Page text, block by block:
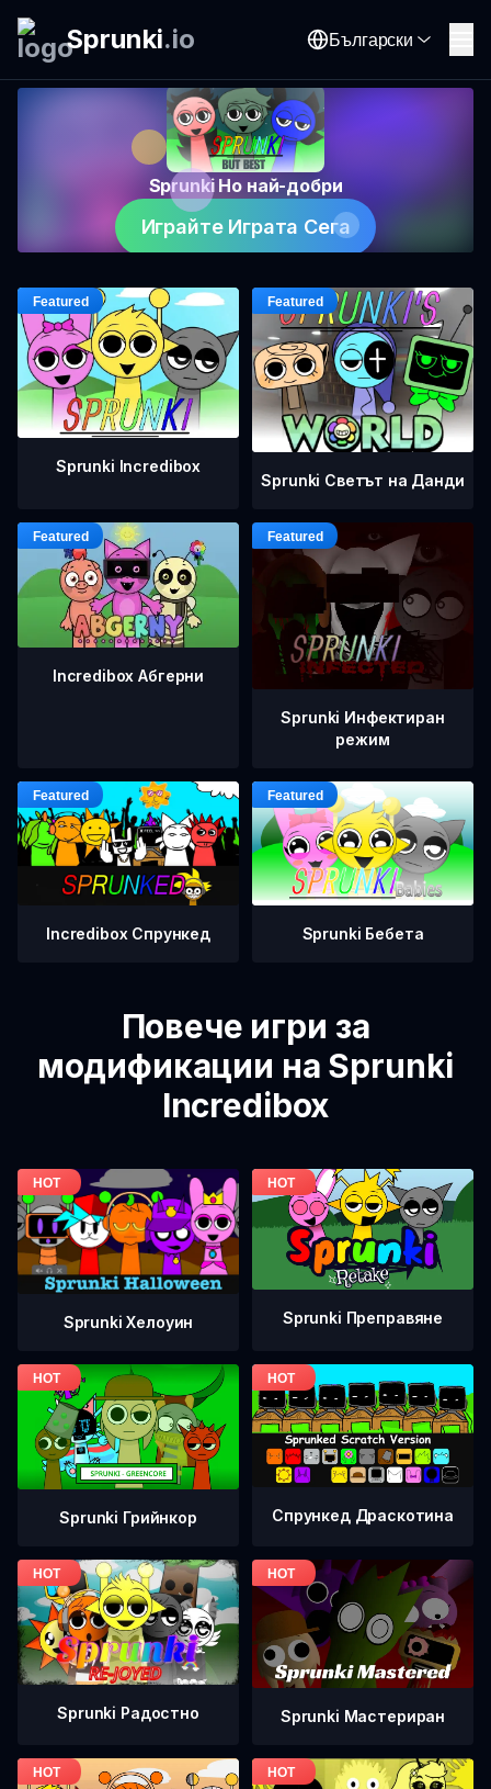
Sprunki.io Български
Sprunki Но най-добри
Играйте Играта Сега
Sprunki Incredibox
Sprunki Светът на Данди
Incredibox Абгерни
Sprunki Инфектиран
режим
Incredibox Спрункед Sprunki Бебета
Повече игри за
модификации на Sprunki
Incredibox
Sprunki Хелоуин Sprunki Преправяне
Sprunki Грийнкор Спрункед Драскотина
Sprunki Радостно Sprunki Мастериран